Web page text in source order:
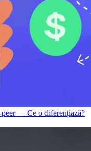
peer — Ce o diferențiază?